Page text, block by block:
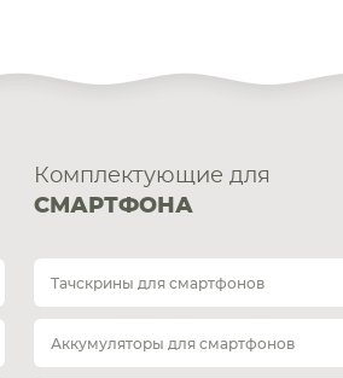
Комплектующие для
СМАРТФОНА
Тачскрины для смартфонов
Аккумуляторы для смартфонов